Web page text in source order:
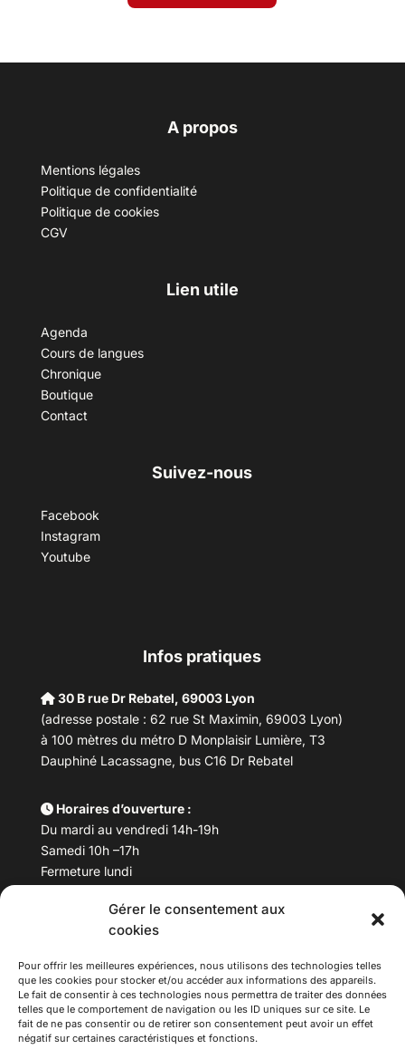
Gérer le consentement aux
cookies
Pour offrir les meilleures expériences, nous utilisons des technologies telles
que les cookies pour stocker et/ou accéder aux informations des appareils.
Le fait de consentir à ces technologies nous permettra de traiter des données
telles que le comportement de navigation ou les ID uniques sur ce site. Le
fait de ne pas consentir ou de retirer son consentement peut avoir un effet
négatif sur certaines caractéristiques et fonctions.
A propos
Mentions légales
Politique de confidentialité
Politique de cookies
CGV
Lien utile
Agenda
Cours de langues
Chronique
Boutique
Contact
Suivez-nous
Facebook
Instagram
Youtube
Infos pratiques
30 B rue Dr Rebatel, 69003 Lyon
(adresse postale : 62 rue St Maximin, 69003 Lyon)
à 100 mètres du métro D Monplaisir Lumière, T3
Dauphiné Lacassagne, bus C16 Dr Rebatel
Horaires d’ouverture :
Du mardi au vendredi 14h-19h
Samedi 10h –17h
Fermeture lundi
Téléphone : 04 78 53 06 40
maisondesculturesasiatiques@asiexpo.com